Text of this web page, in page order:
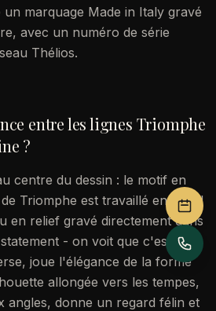
marquage Made in Italy gravé
avec un numéro de série
Thélios.
entre les lignes Triomphe
?
centre du dessin : le motif en
Triomphe est travaillé en métal
en relief gravé directement dans
- on voit que c'est du
joue l'élégance de la forme
allongée vers les tempes,
angles, donne un regard félin et